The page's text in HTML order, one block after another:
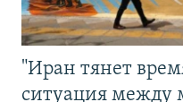
"Иран тянет
ситуация между